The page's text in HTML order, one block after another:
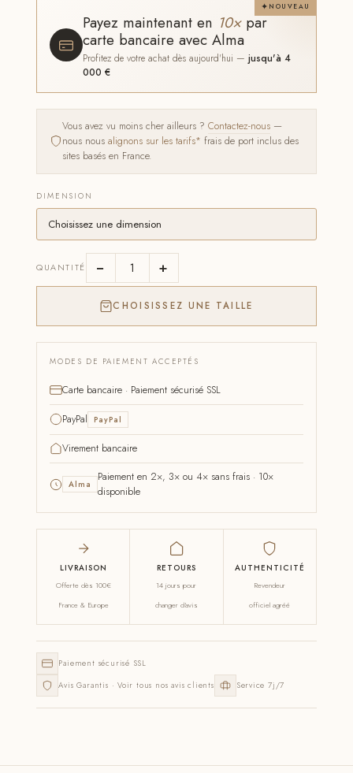
NOUVEAU
Payez maintenant en 10×par
carte bancaire avec Alma
Profitez de votre achat dès aujourd'hui —jusqu'à 4
000 €
Vous avez vu moins cher ailleurs ?Contactez-nous —
nous nousalignons sur les tarifs* frais de port inclus des
sites basés en France.
DIMENSION
QUANTITÉ − +
CHOISISSEZ UNE TAILLE
MODES DE PAIEMENT ACCEPTÉS
Carte bancaire · Paiement sécurisé SSL
PayPal PayPal
Virement bancaire
Alma
Paiement en 2×, 3× ou 4× sans frais · 10×
disponible
LIVRAISON
Offerte dès 100€
France & Europe
RETOURS
14 jours pour
changer d'avis
AUTHENTICITÉ
Revendeur
officiel agréé
Paiement sécurisé SSL
Avis Garantis · Voir tous nos avis clients
Service 7j/7